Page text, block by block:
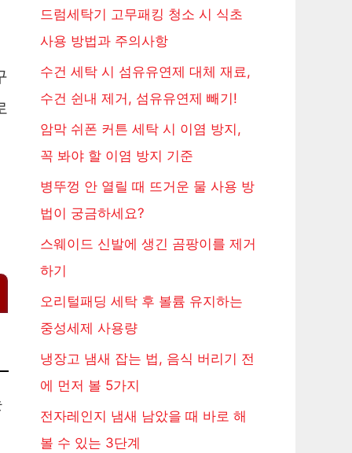
드럼세탁기 고무패킹 청소 시 식초
사용 방법과 주의사항
수건 세탁 시 섬유유연제 대체 재료,
수건 쉰내 제거, 섬유유연제 빼기!
암막 쉬폰 커튼 세탁 시 이염 방지,
꼭 봐야 할 이염 방지 기준
병뚜껑 안 열릴 때 뜨거운 물 사용 방
법이 궁금하세요?
스웨이드 신발에 생긴 곰팡이를 제거
하기
오리털패딩 세탁 후 볼륨 유지하는
중성세제 사용량
냉장고 냄새 잡는 법, 음식 버리기 전
에 먼저 볼 5가지
전자레인지 냄새 남았을 때 바로 해
볼 수 있는 3단계